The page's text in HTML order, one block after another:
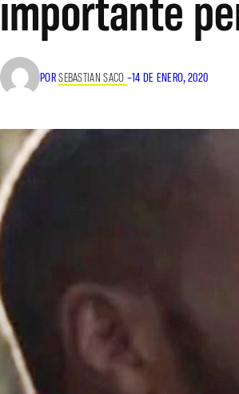
PORSEBASTIAN SACO –14 DE ENERO, 2020